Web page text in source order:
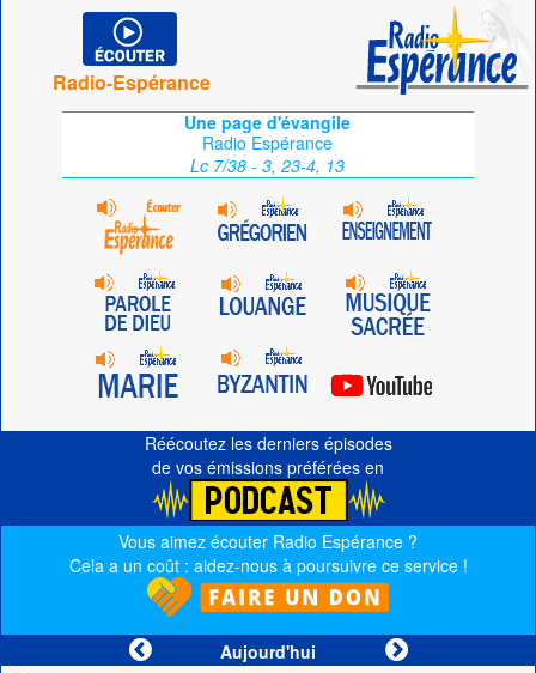
Radio-Espérance
Une page d'évangile
Radio Espérance
Lc 7/38 - 3, 23-4, 13
Réécoutez les derniers épisodes
de vos émissions préférées en
Vous aimez écouter Radio Espérance ?
Cela a un coût : aidez-nous à poursuivre ce service !
Aujourd'hui